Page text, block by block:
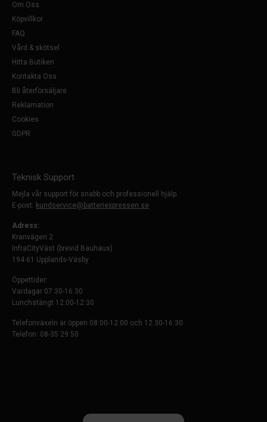
Om Oss
Köpvillkor
FAQ
Vård & skötsel
Hitta Butiken
Kontakta Oss
Bli återförsäljare
Reklamation
Cookies
GDPR
Teknisk Support
Mejla vår support för snabb och professionell hjälp.
E-post: kundservice@batteriexpressen.se
Adress:
Kranvägen 2
InfraCityVäst (brevid Bauhaus)
194 61 Upplands-Väsby
Öppettider:
Vardagar 07:30-16:30
Lunchstängt 12:00-12:30
Telefonväxeln är öppen 08:00-12:00 och 12:30-16:30
Telefon: 08-35 29 50